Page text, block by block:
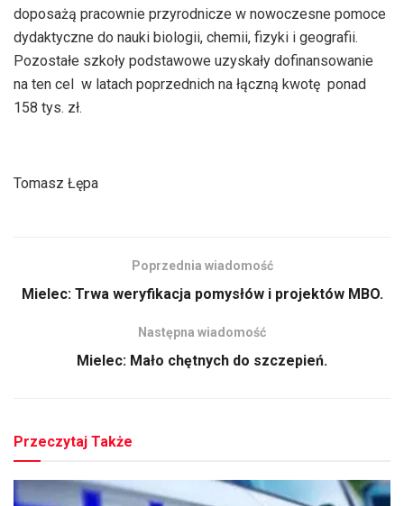
doposażą pracownie przyrodnicze w nowoczesne pomoce
dydaktyczne do nauki biologii, chemii, fizyki i geografii.
Pozostałe szkoły podstawowe uzyskały dofinansowanie
na ten cel w latach poprzednich na łączną kwotę ponad
158 tys. zł.
Tomasz Łępa
Poprzednia wiadomość
Mielec: Trwa weryfikacja pomysłów i projektów MBO.
Następna wiadomość
Mielec: Mało chętnych do szczepień.
Przeczytaj Także